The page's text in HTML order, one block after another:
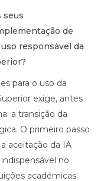
seus
de
responsável da
para o uso da
exige, antes
a transição da
O primeiro passo
aceitação da IA
no
académicas.